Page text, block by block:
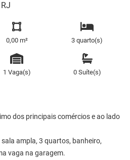
0,00 m² 3 quarto(s)
1 Vaga(s) 0 Suíte(s)
dos principais comércios e ao lado
ampla, 3 quartos, banheiro,
vaga na garagem.